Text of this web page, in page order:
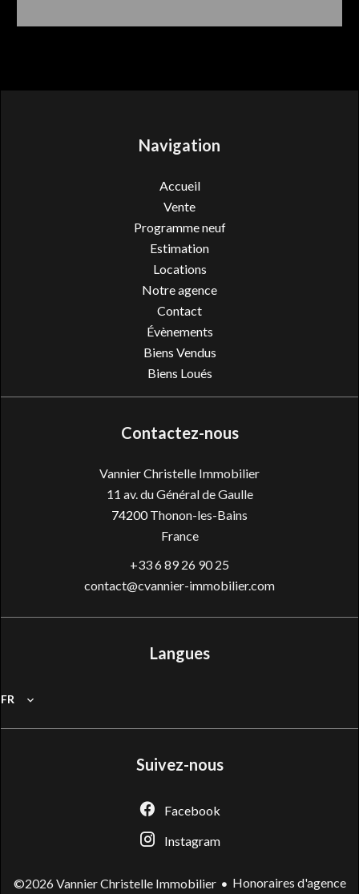
Navigation
Accueil
Vente
Programme neuf
Estimation
Locations
Notre agence
Contact
Évènements
Biens Vendus
Biens Loués
Contactez-nous
Vannier Christelle Immobilier
11 av. du Général de Gaulle
74200Thonon-les-Bains
France
+33 6 89 26 90 25
contact@cvannier-immobilier.com
Langues
FR
Suivez-nous
Facebook
Instagram
©2026 Vannier Christelle Immobilier Honoraires d'agence